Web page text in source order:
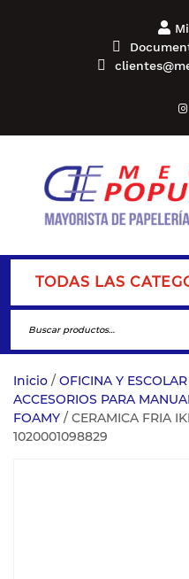
TODAS LAS
Inicio / OFICINA Y ESCOLAR
ACCESORIOS PARA
FOAMY / CERAMICA FRIA
1020001098829